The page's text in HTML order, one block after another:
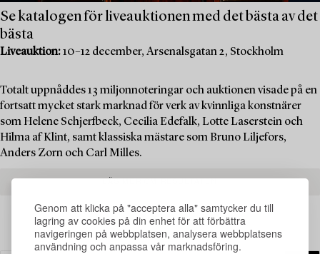
Genom att klicka på "acceptera alla" samtycker du till
lagring av cookies på din enhet för att förbättra
navigeringen på webbplatsen, analysera webbplatsens
användning och anpassa vår marknadsföring.
Se katalogen för liveauktionen med det bästa av det
bästa
Liveauktion:10–12 december, Arsenalsgatan 2, Stockholm
Totalt uppnåddes 13 miljonnoteringar och auktionen visade på en
fortsatt mycket stark marknad för verk av kvinnliga konstnärer
som Helene Schjerfbeck, Cecilia Edefalk, Lotte Laserstein och
Hilma af Klint, samt klassiska mästare som Bruno Liljefors,
Anders Zorn och Carl Milles.